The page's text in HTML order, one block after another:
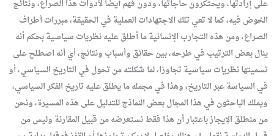
على إرادتها، ويحتكرون حاجاتها، ودون فهم أيضا لأدوات هذا الصراع، ونتائج
الخوض فيه، كما لا تعي تلك الاجتهادات العملية في الحقيقة، مبررات أطراف
الصراع، ومن هذه التجارب الإنسانية ما أطلق عليه نظريات سياسية بحكم أنه
ينال بعض الترتيب في طرحه، بين حقائق وأسباب ونتائج، أي أنه اصطلح على
تسميتها نظريات سياسية تجاوزا، لما شكلته من تحول في التاريخ السياسي، أو
في السياسة عبر التاريخ، وهذا في مجمله ما يطلق عليه تاريخ الفكر السياسي،
ويملك الباحثون في هذا المجال بعض النماذج للتدليل على هذه المسيرة، ونحن
من منطلق الإيجاز باعتبار أن هذا فقط نستعرضه من قبيل المقارنة وليس من